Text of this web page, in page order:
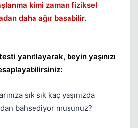
kimi zaman fiziksel
daha ağır basabilir.
yanıtlayarak, beyin yaşınızı
sık sık kaç yaşınızda
bahsediyor musunuz?